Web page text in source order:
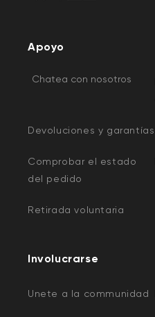
Apoyo
Chatea con nosotros
Devoluciones y garantías
Comprobar el estado
del pedido
Retirada voluntaria
Involucrarse
Unete a la communidad